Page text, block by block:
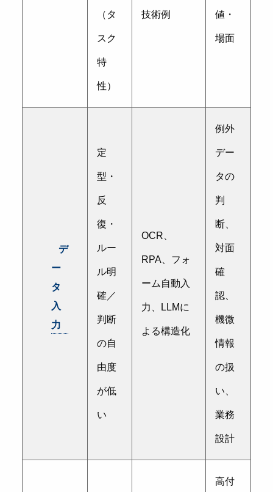
（タ
スク
特
性）
技術例 値・
場面
デ
ー
タ
入
力
定
型・
反
復・
ルー
ル明
確／
判断
の自
由度
が低
い
OCR、
RPA、フォ
ーム自動入
力、LLMに
よる構造化
例外
デー
タの
判
断、
対面
確
認、
機微
情報
の扱
い、
業務
設計
高付